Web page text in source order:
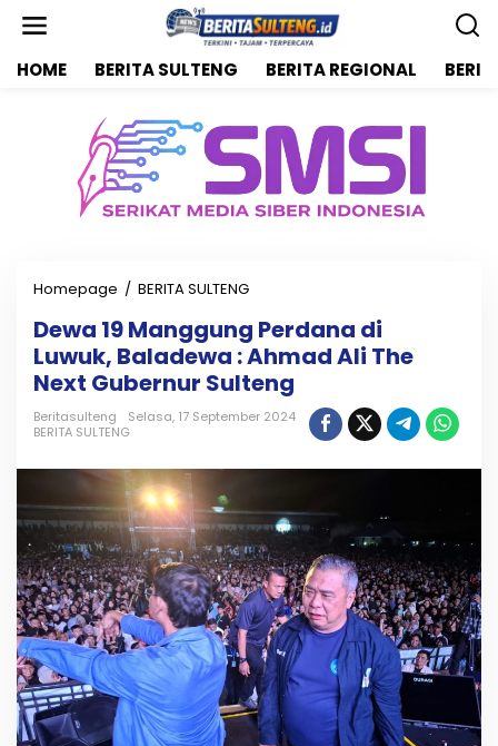
HOME BERITA SULTENG BERITA REGIONAL
Homepage / BERITA SULTENG
w
a
1
9
M
u
n
g
P
e
r
d
a
n
a
d
Dewa 19 Manggung Perdana di
Luwuk, Baladewa : Ahmad Ali The
Next Gubernur Sulteng
Beritasulteng
Selasa, 17 September 2024
BERITA SULTENG